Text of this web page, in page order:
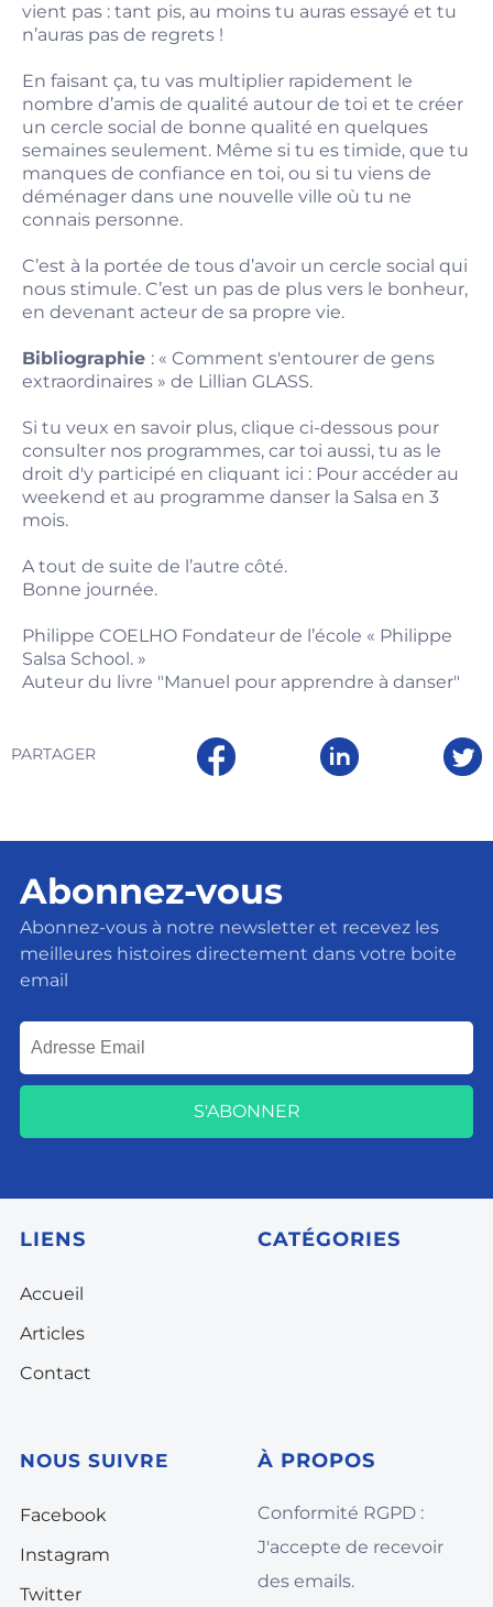
vient pas : tant pis, au moins tu auras essayé et tu
n’auras pas de regrets !
En faisant ça, tu vas multiplier rapidement le
nombre d’amis de qualité autour de toi et te créer
un cercle social de bonne qualité en quelques
semaines seulement. Même si tu es timide, que tu
manques de confiance en toi, ou si tu viens de
déménager dans une nouvelle ville où tu ne
connais personne.
C’est à la portée de tous d’avoir un cercle social qui
nous stimule. C’est un pas de plus vers le bonheur,
en devenant acteur de sa propre vie.
Bibliographie : « Comment s'entourer de gens
extraordinaires » de Lillian GLASS.
Si tu veux en savoir plus, clique ci-dessous pour
consulter nos programmes, car toi aussi, tu as le
droit d'y participé en cliquant ici : Pour accéder au
weekend et au programme danser la Salsa en 3
mois.
A tout de suite de l’autre côté.
Bonne journée.
Philippe COELHO Fondateur de l’école « Philippe
Salsa School. »
Auteur du livre "Manuel pour apprendre à danser"
PARTAGER
Abonnez-vous
Abonnez-vous à notre newsletter et recevez les
meilleures histoires directement dans votre boite
email
S'ABONNER
LIENS
Accueil
Articles
Contact
CATÉGORIES
NOUS SUIVRE
Facebook
Instagram
Twitter
À PROPOS
Conformité RGPD :
J'accepte de recevoir
des emails.